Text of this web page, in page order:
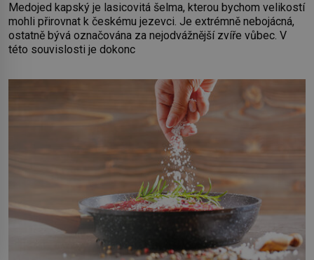
Medojed kapský je lasicovitá šelma, kterou bychom velikostí
mohli přirovnat k českému jezevci. Je extrémně nebojácná,
ostatně bývá označována za nejodvážnější zvíře vůbec. V
této souvislosti je dokonc